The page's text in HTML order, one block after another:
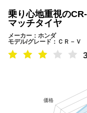
乗り心地重視の
マッチタイヤ
メーカー：ホンダ
モデル/グレード：ＣＲ－Ｖ